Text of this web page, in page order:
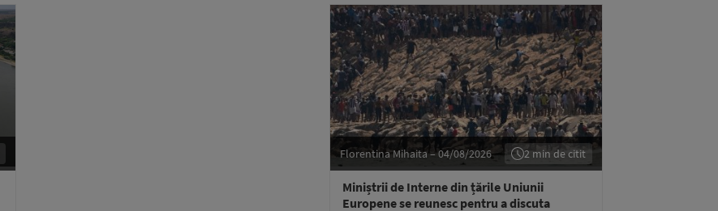
Florentina Mihaita – 04/08/2026 2 min de citit
Miniștrii de Interne din țările Uniunii
Europene se reunesc pentru a discuta